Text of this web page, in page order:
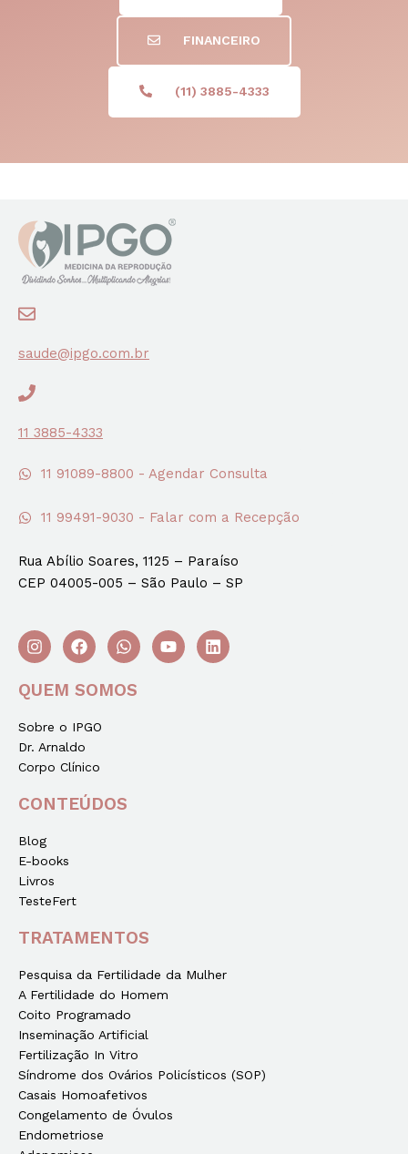
FINANCEIRO
(11) 3885-4333
saude@ipgo.com.br
11 3885-4333
11 91089-8800 - Agendar Consulta
11 99491-9030 - Falar com a Recepção
Rua Abílio Soares, 1125 – Paraíso
CEP 04005-005 – São Paulo – SP
QUEM SOMOS
Sobre o IPGO
Dr. Arnaldo
Corpo Clínico
CONTEÚDOS
Blog
E-books
Livros
TesteFert
TRATAMENTOS
Pesquisa da Fertilidade da Mulher
A Fertilidade do Homem
Coito Programado
Inseminação Artificial
Fertilização In Vitro
Síndrome dos Ovários Policísticos (SOP)
Casais Homoafetivos
Congelamento de Óvulos
Endometriose